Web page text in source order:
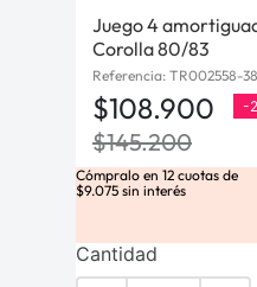
Juego 4
Corolla 80/83
Referencia: TR002558-38
$108.900 -
$145.200
Cómpralo en 12 cuotas de
$9.075 sin interés
Cantidad